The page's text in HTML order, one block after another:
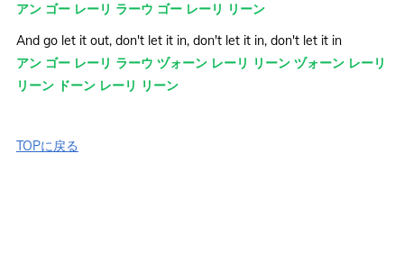
アン ゴー レーリ ラーウ ゴー レーリ リーン
And go let it out, don't let it in, don't let it in, don't let it in
アン ゴー レーリ ラーウ ヅォーン レーリ リーン ヅォーン レーリ
リーン ドーン レーリ リーン
TOPに戻る